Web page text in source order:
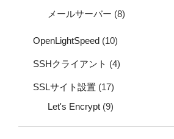
メールサーバー (8)
OpenLightSpeed (10)
SSHクライアント (4)
SSLサイト設置 (17)
Let's Encrypt (9)